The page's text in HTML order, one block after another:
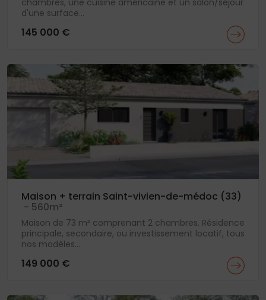
chambres, une cuisine américaine et un salon/séjour
d'une surface...
145 000 €
Maison + terrain Saint-vivien-de-médoc (33)
- 560m²
Maison de 73 m² comprenant 2 chambres. Résidence
principale, secondaire, ou investissement locatif, tous
nos modèles...
149 000 €